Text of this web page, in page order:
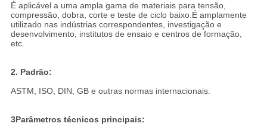
É aplicável a uma ampla gama de materiais para tensão,
compressão, dobra, corte e teste de ciclo baixo.É amplamente
utilizado nas indústrias correspondentes, investigação e
desenvolvimento, institutos de ensaio e centros de formação,
etc.
2. Padrão:
ASTM, ISO, DIN, GB e outras normas internacionais.
3Parâmetros técnicos principais: